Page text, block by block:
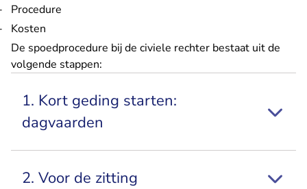
Procedure
Kosten
De spoedprocedure bij de civiele rechter bestaat uit de
volgende stappen:
1. Kort geding starten:
dagvaarden
2. Voor de zitting